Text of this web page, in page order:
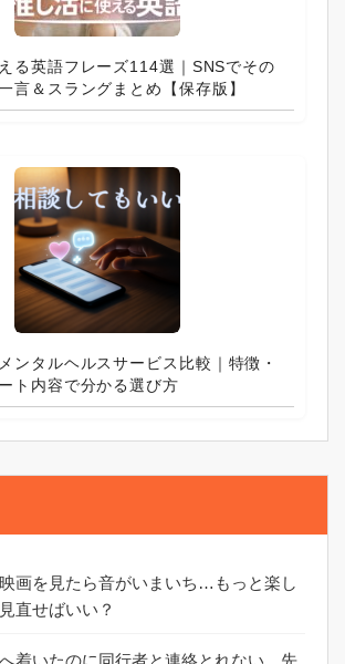
る英語フレーズ114選｜SNSでその
言＆スラングまとめ【保存版】
ンタルヘルスサービス比較｜特徴・
ト内容で分かる選び方
画を見たら音がいまいち…もっと楽し
直せばいい？
着いたのに同行者と連絡とれない…先